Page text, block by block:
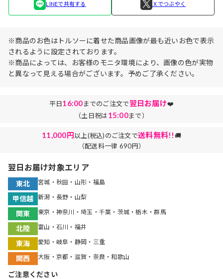
LINEで共有する Ｘでつぶやく
※商品のお色はトルソーに着せた商品画像が最も近いお色で表示
されるように設定されております。
※商品によっては、お客様のモニタ環境により、画像の色が実物
と異なって見える場合がございます。予めご了承ください。
平日16:00までのご注文で翌日お届け❤️
（土日祝は15:00まで）
11,000円以上(税込)のご注文で送料無料!!🚚
（配送料一律 690円）
翌日お届け対象エリア
東北 宮城・秋田・山形・福島
甲信越 新潟・長野・山梨
関東 東京・神奈川・埼玉・千葉・茨城・栃木・群馬
北陸 富山・石川・福井
東海 愛知・岐阜・静岡・三重
関西 大阪・京都・滋賀・奈良・和歌山
ご注意ください